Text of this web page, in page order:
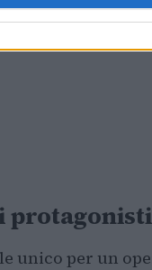
protagonisti
unico per un